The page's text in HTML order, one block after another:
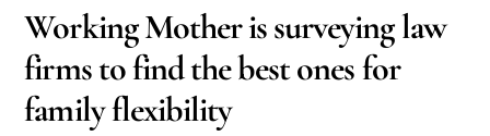
Working Mother is surveying law
firms to find the best ones for
family flexibility